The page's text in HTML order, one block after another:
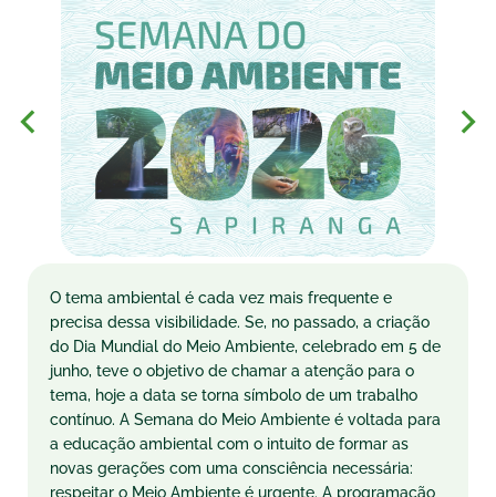
O tema ambiental é cada vez mais frequente e
precisa dessa visibilidade. Se, no passado, a criação
do Dia Mundial do Meio Ambiente, celebrado em 5 de
junho, teve o objetivo de chamar a atenção para o
tema, hoje a data se torna símbolo de um trabalho
contínuo. A Semana do Meio Ambiente é voltada para
a educação ambiental com o intuito de formar as
novas gerações com uma consciência necessária:
respeitar o Meio Ambiente é urgente. A programação